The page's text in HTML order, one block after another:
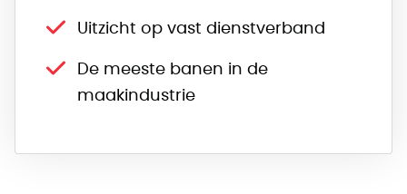
Uitzicht op vast dienstverband
De meeste banen in de
maakindustrie